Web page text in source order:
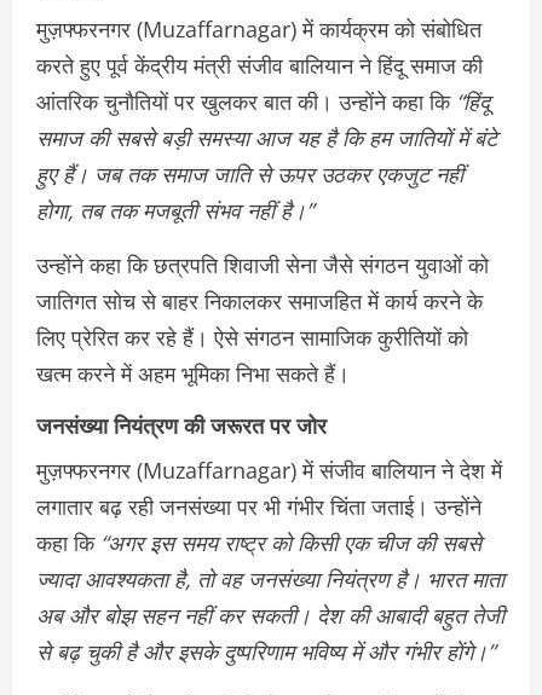
मुज़फ्फरनगर (Muzaffarnagar) में कार्यक्रम को संबोधित
करते हुए पूर्व केंद्रीय मंत्री संजीव बालियान ने हिंदू समाज की
आंतरिक चुनौतियों पर खुलकर बात की। उन्होंने कहा कि “हिंदू
समाज की सबसे बड़ी समस्या आज यह है कि हम जातियों में बंटे
हुए हैं। जब तक समाज जाति से ऊपर उठकर एकजुट नहीं
होगा, तब तक मजबूती संभव नहीं है।”
उन्होंने कहा कि छत्रपति शिवाजी सेना जैसे संगठन युवाओं को
जातिगत सोच से बाहर निकालकर समाजहित में कार्य करने के
लिए प्रेरित कर रहे हैं। ऐसे संगठन सामाजिक कुरीतियों को
खत्म करने में अहम भूमिका निभा सकते हैं।
जनसंख्या नियंत्रण की जरूरत पर जोर
मुज़फ्फरनगर (Muzaffarnagar) में संजीव बालियान ने देश में
लगातार बढ़ रही जनसंख्या पर भी गंभीर चिंता जताई। उन्होंने
कहा कि “अगर इस समय राष्ट्र को किसी एक चीज की सबसे
ज्यादा आवश्यकता है, तो वह जनसंख्या नियंत्रण है। भारत माता
अब और बोझ सहन नहीं कर सकती। देश की आबादी बहुत तेजी
से बढ़ चुकी है और इसके दुष्परिणाम भविष्य में और गंभीर होंगे।”